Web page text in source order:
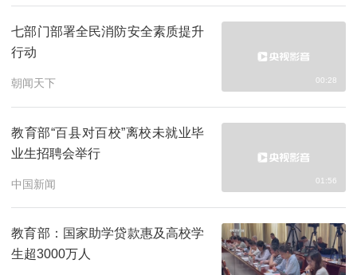
七部门部署全民消防安全素质提升
行动
朝闻天下 00:28
教育部“百县对百校”离校未就业毕
业生招聘会举行
中国新闻 01:56
教育部：国家助学贷款惠及高校学
生超3000万人